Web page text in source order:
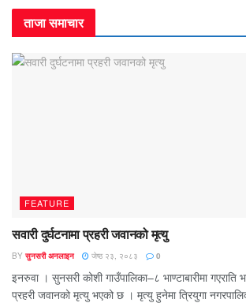
ताजा समाचार
FEATURE
सवारी दुर्घटनामा प्रहरी जवानको मृत्यु
BY सुनसरी अनलाइन जेष्ठ २३, २०८३ 0
इनरुवा । सुनसरी कोशी गाउँपालिका–८ भाण्टाबारीमा गएराति
प्रहरी जवानको मृत्यु भएको छ । मृत्यु हुनेमा त्रियुगा